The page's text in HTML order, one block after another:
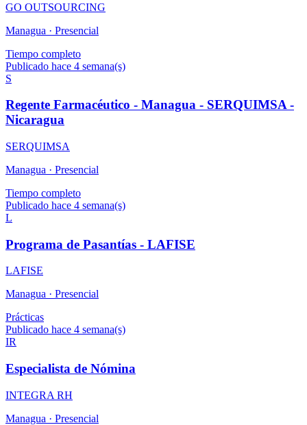
GO OUTSOURCING
Managua · Presencial
Tiempo completo
Publicado hace 4 semana(s)
S
Regente Farmacéutico - Managua - SERQUIMSA -
Nicaragua
SERQUIMSA
Managua · Presencial
Tiempo completo
Publicado hace 4 semana(s)
L
Programa de Pasantías - LAFISE
LAFISE
Managua · Presencial
Prácticas
Publicado hace 4 semana(s)
IR
Especialista de Nómina
INTEGRA RH
Managua · Presencial